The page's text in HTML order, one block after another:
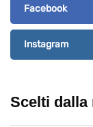
Facebook
Instagram
Scelti dalla